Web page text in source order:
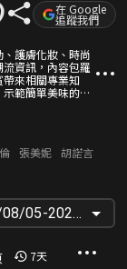
護膚化妝、時尚
資訊，內容包羅
來相關專業知
範簡單美味的健
在 Google
追蹤我們
張美妮 胡諾言
2026/08/05-2026/03/19
7天